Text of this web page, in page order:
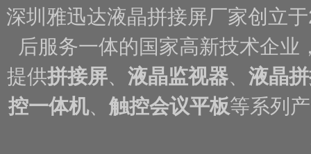
深圳雅迅达液晶拼接屏厂家创立
后服务一体的国家高新技术企
提供拼接屏、 液晶监视器、 液晶
控一体机、 触控会议平板等系列